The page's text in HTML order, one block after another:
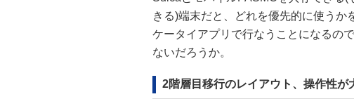
きる)端末だと、どれを優先的に使うか
ケータイアプリで行なうことになるの
ないだろうか。
2階層目移行のレイアウト、操作性が